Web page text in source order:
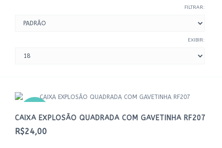
FILTRAR:
EXIBIR:
CAIXA EXPLOSÃO QUADRADA COM GAVETINHA RF207
R$24,00